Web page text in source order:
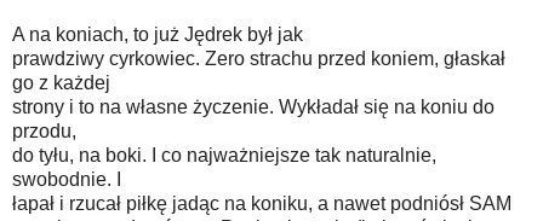
A na koniach, to już Jędrek był jak
prawdziwy cyrkowiec. Zero strachu przed koniem, głaskał
go z każdej
strony i to na własne życzenie. Wykładał się na koniu do
przodu,
do tyłu, na boki. I co najważniejsze tak naturalnie,
swobodnie. I
łapał i rzucał piłkę jadąc na koniku, a nawet podniósł SAM